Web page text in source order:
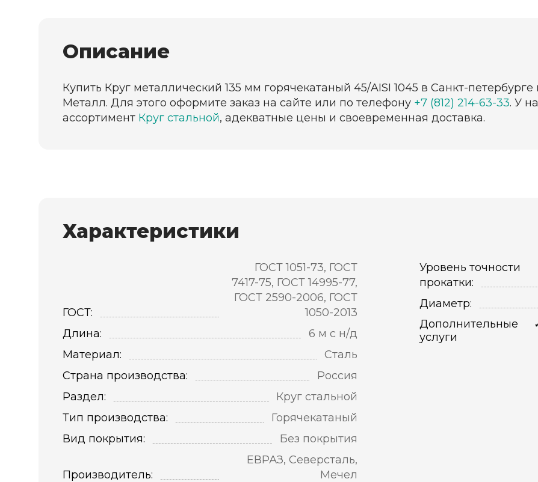
Описание
Купить Круг металлический 135 мм горячекатаный 45/AISI 1045 в Санкт-
Металл. Для этого оформите заказ на сайте или по телефону +7 (812) 214-63-33. У
ассортимент Круг стальной, адекватные цены и своевременная доставка.
Характеристики
ГОСТ:
ГОСТ 1051-73, ГОСТ
7417-75, ГОСТ 14995-77,
ГОСТ 2590-2006, ГОСТ
1050-2013
Длина:
6 м с н/д
Материал:
Сталь
Страна производства:
Россия
Раздел:
Круг стальной
Тип производства:
Горячекатаный
Вид покрытия:
Без покрытия
Производитель:
ЕВРАЗ, Северсталь,
Мечел
Уровень точности
прокатки:
Диаметр:
Дополнительные
услуги